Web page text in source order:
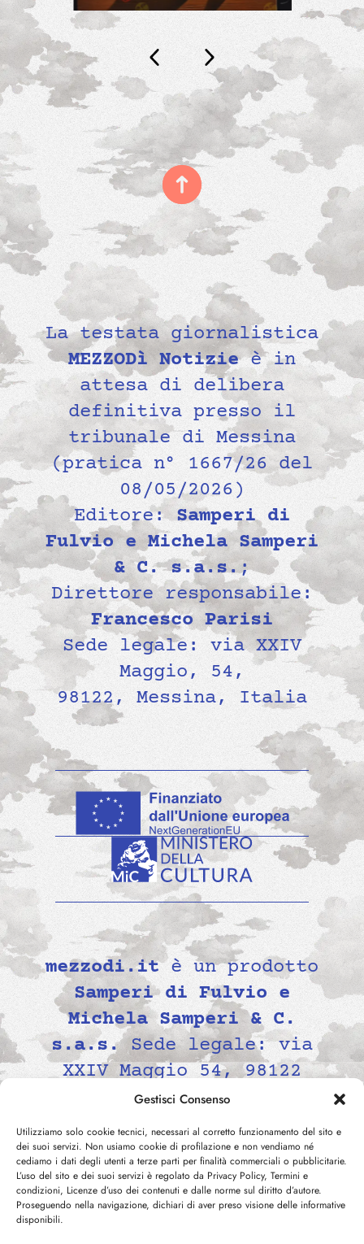
Gestisci Consenso
Utilizziamo solo cookie tecnici, necessari al corretto funzionamento del sito e
dei suoi servizi. Non usiamo cookie di profilazione e non vendiamo né
cediamo i dati degli utenti a terze parti per finalità commerciali o pubblicitarie.
L’uso del sito e dei suoi servizi è regolato da Privacy Policy, Termini e
condizioni, Licenze d’uso dei contenuti e dalle norme sul diritto d’autore.
Proseguendo nella navigazione, dichiari di aver preso visione delle informative
disponibili.
La testata giornalistica
MEZZODì Notizieè in
attesa di delibera
definitiva presso il
tribunale di Messina
(pratica n° 1667/26 del
08/05/2026)
Editore:Samperi di
Fulvio e Michela Samperi
& C. s.a.s.;
Direttore responsabile:
Francesco Parisi
Sede legale: via XXIV
Maggio, 54,
98122, Messina, Italia
mezzodi.itè un prodotto
Samperi di Fulvio e
Michela Samperi & C.
s.a.s.Sede legale: via
XXIV Maggio 54, 98122
Messina, Italia P.IVA
02139690834 -
contatti@mezzodi.it